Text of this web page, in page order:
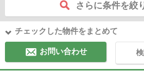
さらに条件を絞
チェックした物件をまとめて
お問い合わせ